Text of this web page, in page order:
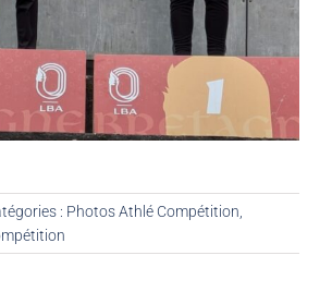
: Photos Athlé Compétition